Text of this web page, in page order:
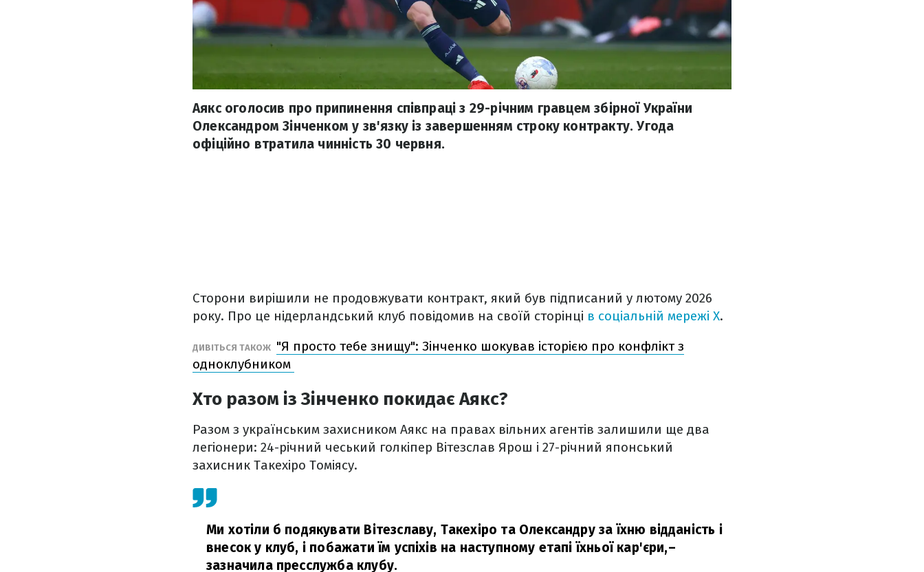
Аякс оголосив про припинення співпраці з 29-річним гравцем збірної України
Олександром Зінченком у зв'язку із завершенням строку контракту. Угода
офіційно втратила чинність 30 червня.
Сторони вирішили не продовжувати контракт, який був підписаний у лютому 2026
року. Про це нідерландський клуб повідомив на своїй сторінці в соціальній мережі X.
ДИВІТЬСЯ ТАКОЖ "Я просто тебе знищу": Зінченко шокував історією про конфлікт з
одноклубником
Хто разом із Зінченко покидає Аякс?
Разом з українським захисником Аякс на правах вільних агентів залишили ще два
легіонери: 24-річний чеський голкіпер Вітезслав Ярош і 27-річний японський
захисник Такехіро Томіясу.
Ми хотіли б подякувати Вітезславу, Такехіро та Олександру за їхню відданість і
внесок у клуб, і побажати їм успіхів на наступному етапі їхньої кар'єри,–
зазначила пресслужба клубу.